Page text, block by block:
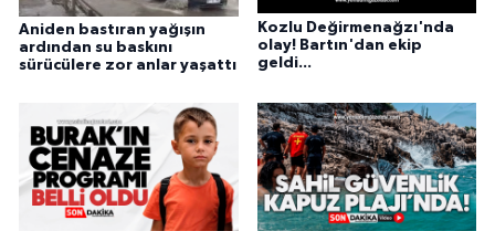
Aniden bastıran yağışın
ardından su baskını
sürücülere zor anlar yaşattı
Kozlu Değirmenağzı'nda
olay! Bartın'dan ekip
geldi...